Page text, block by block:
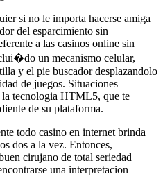
si no le importa hacerse amiga
del esparcimiento sin
a las casinos online sin
un mecanismo celular,
y el pie buscador desplazandolo
de juegos. Situaciones
la tecnologia HTML5, que te
de su plataforma.
todo casino en internet brinda
dos a la vez. Entonces,
cirujano de total seriedad
una interpretacion